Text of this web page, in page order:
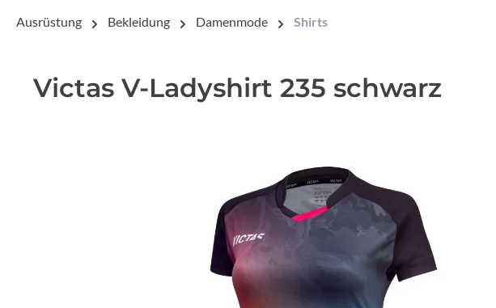
Ausrüstung Bekleidung Damenmode Shirts
Victas V-Ladyshirt 235 schwarz